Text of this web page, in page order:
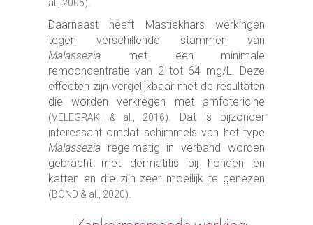
al., 2005).
Daarnaast heeft Mastiekhars werkingen
tegen verschillende stammen van
Malasseziamet een minimale
remconcentratie van 2 tot 64 mg/L. Deze
effecten zijn vergelijkbaar met de resultaten
die worden verkregen met amfotericine
(VELEGRAKI & al., 2016). Dat is bijzonder
interessant omdat schimmels van het type
Malasseziaregelmatig in verband worden
gebracht met dermatitis bij honden en
katten en die zijn zeer moeilijk te genezen
(BOND & al., 2020).